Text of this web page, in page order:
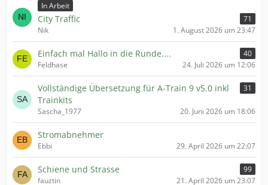
In Arbeit
City Traffic
71
Nik
1. August 2026 um 23:47
Einfach mal Hallo in die Runde....
40
Feldhase
24. Juli 2026 um 12:06
Vollständige Übersetzung für A-Train 9 v5.0 inkl
Trainkits
31
Sascha_1977 20. Juni 2026 um 18:06
Stromabnehmer
Ebbi 29. April 2026 um 22:07
Schiene und Strasse
99
fauztin
21. April 2026 um 23:07